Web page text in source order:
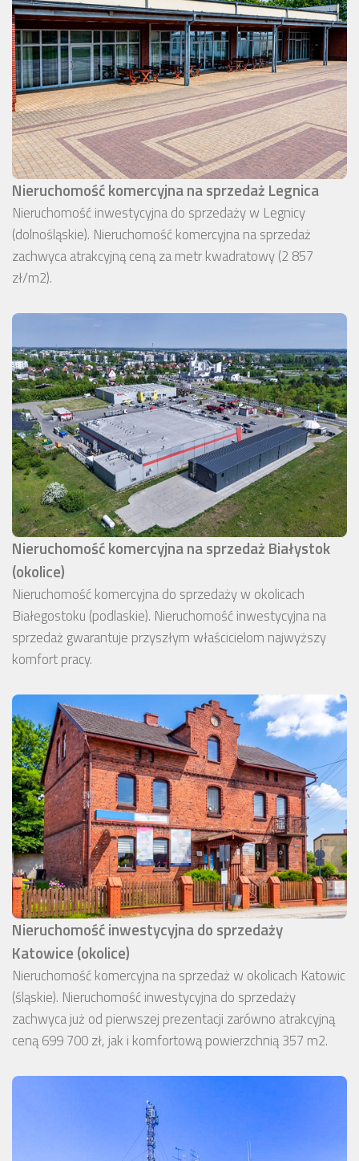
Nieruchomość komercyjna na sprzedaż Legnica
Nieruchomość inwestycyjna do sprzedaży w Legnicy
(dolnośląskie). Nieruchomość komercyjna na sprzedaż
zachwyca atrakcyjną ceną za metr kwadratowy (2 857
zł/m2).
Nieruchomość komercyjna na sprzedaż Białystok
(okolice)
Nieruchomość komercyjna do sprzedaży w okolicach
Białegostoku (podlaskie). Nieruchomość inwestycyjna na
sprzedaż gwarantuje przyszłym właścicielom najwyższy
komfort pracy.
Nieruchomość inwestycyjna do sprzedaży
Katowice (okolice)
Nieruchomość komercyjna na sprzedaż w okolicach Katowic
(śląskie). Nieruchomość inwestycyjna do sprzedaży
zachwyca już od pierwszej prezentacji zarówno atrakcyjną
ceną 699 700 zł, jak i komfortową powierzchnią 357 m2.